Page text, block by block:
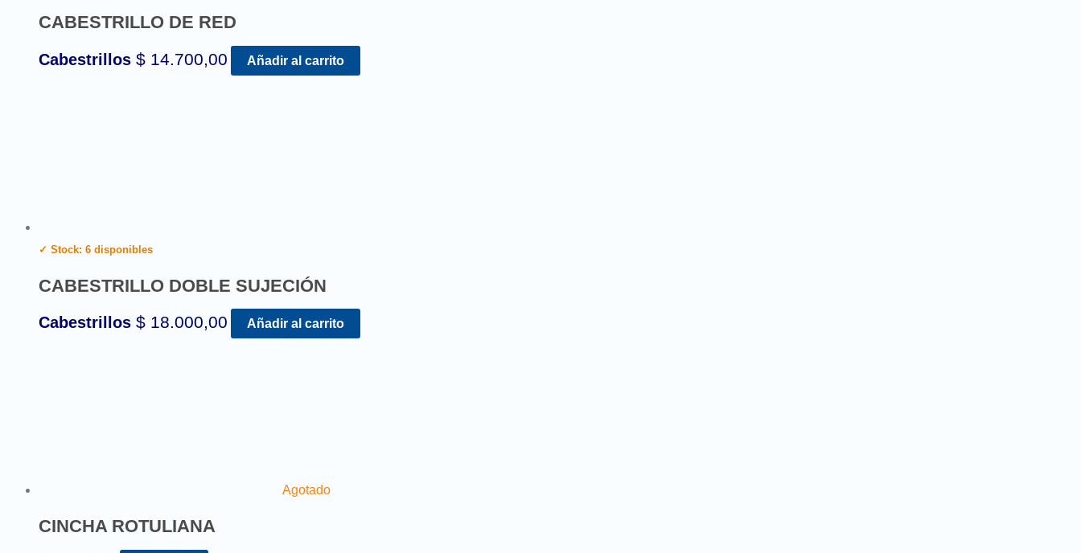
CABESTRILLO DE RED
Cabestrillos $ 14.700,00 Añadir al carrito
✓ Stock: 6 disponibles
CABESTRILLO DOBLE SUJECIÓN
Cabestrillos $ 18.000,00 Añadir al carrito
Agotado
CINCHA ROTULIANA